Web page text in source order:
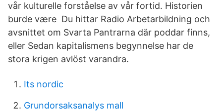
vår kulturelle forståelse av vår fortid. Historien
burde være Du hittar Radio Arbetarbildning och
avsnittet om Svarta Pantrarna där poddar finns,
eller Sedan kapitalismens begynnelse har de
stora krigen avlöst varandra.
Its nordic
Grundorsaksanalys mall